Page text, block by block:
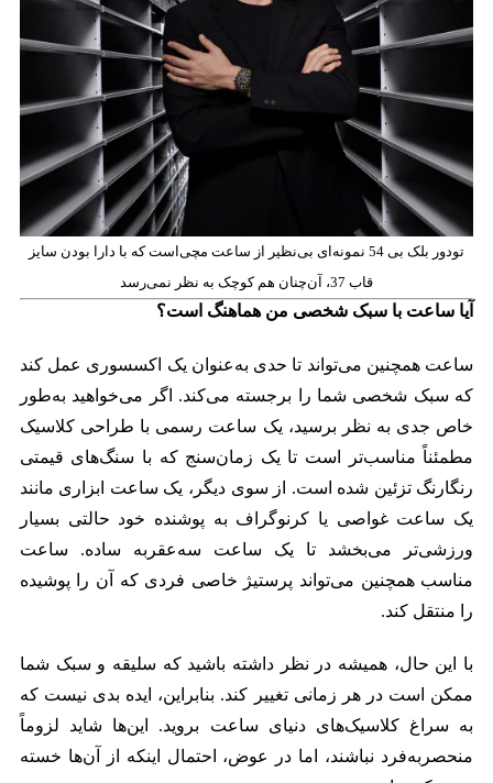
​تودور بلک بی 54 نمونه‌ای بی‌نظیر از ساعت مچی‌است که با دارا بودن سایز
قاب 37، آن‌چنان هم کوچک به نظر نمی‌رسد
آیا ساعت با سبک شخصی من هماهنگ است؟
ساعت همچنین می‌تواند تا حدی به‌عنوان یک اکسسوری عمل کند
که سبک شخصی شما را برجسته می‌کند. اگر می‌خواهید به‌طور
خاص جدی به نظر برسید، یک ساعت رسمی با طراحی کلاسیک
مطمئناً مناسب‌تر است تا یک زمان‌سنج که با سنگ‌های قیمتی
رنگارنگ تزئین شده است. از سوی دیگر، یک ساعت ابزاری مانند
یک ساعت غواصی یا کرنوگراف به پوشنده خود حالتی بسیار
ورزشی‌تر می‌بخشد تا یک ساعت سه‌عقربه ساده. ساعت
مناسب همچنین می‌تواند پرستیژ خاصی فردی که آن را پوشیده
را منتقل کند.
با این حال، همیشه در نظر داشته باشید که سلیقه و سبک شما
ممکن است در هر زمانی تغییر کند. بنابراین، ایده بدی نیست که
به سراغ کلاسیک‌های دنیای ساعت بروید. این‌ها شاید لزوماً
منحصربه‌فرد نباشند، اما در عوض، احتمال اینکه از آن‌ها خسته